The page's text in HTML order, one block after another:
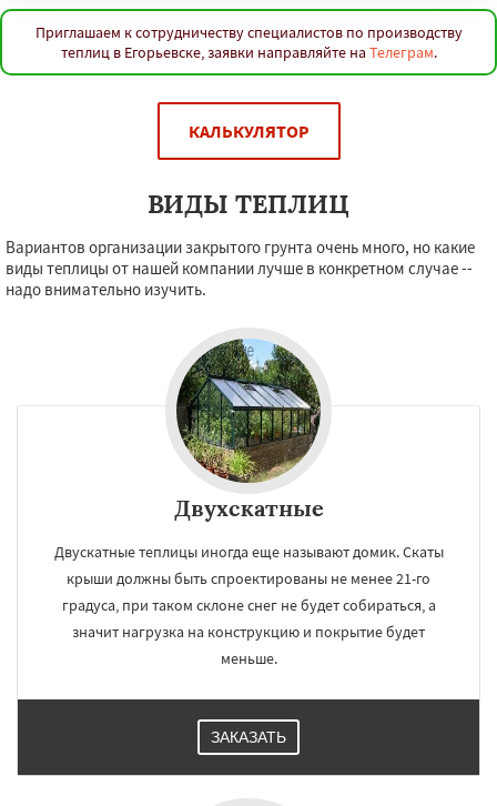
Приглашаем к сотрудничеству специалистов по производству
теплиц в Егорьевске, заявки направляйте на Телеграм.
КАЛЬКУЛЯТОР
ВИДЫ ТЕПЛИЦ
Вариантов организации закрытого грунта очень много, но какие
виды теплицы от нашей компании лучше в конкретном случае --
надо внимательно изучить.
Двухскатные
Двускатные теплицы иногда еще называют домик. Скаты
крыши должны быть спроектированы не менее 21-го
градуса, при таком склоне снег не будет собираться, а
значит нагрузка на конструкцию и покрытие будет
меньше.
ЗАКАЗАТЬ